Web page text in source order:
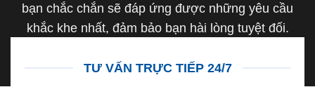
bạn chắc chắn sẽ đáp ứng được những yêu cầu
khắc khe nhất, đảm bảo bạn hài lòng tuyệt đối.
TƯ VẤN TRỰC TIẾP 24/7